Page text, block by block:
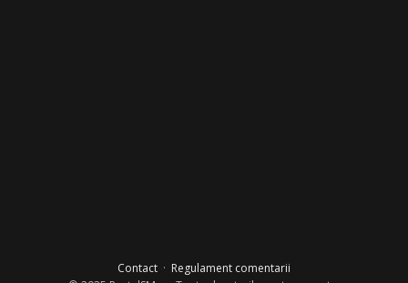
Contact· Regulament comentarii